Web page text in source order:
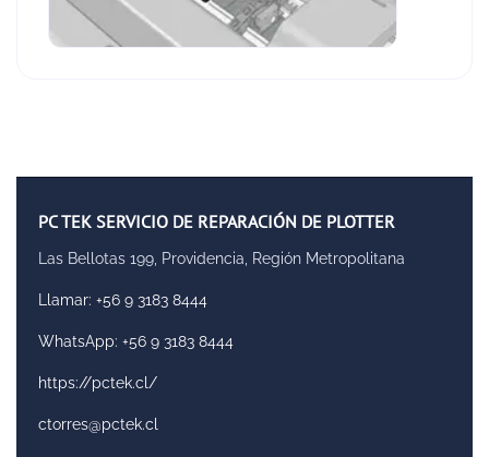
PC TEK SERVICIO DE REPARACIÓN DE PLOTTER
Las Bellotas 199, Providencia, Región Metropolitana
Llamar: +56 9 3183 8444
WhatsApp: +56 9 3183 8444
https://pctek.cl/
ctorres@pctek.cl